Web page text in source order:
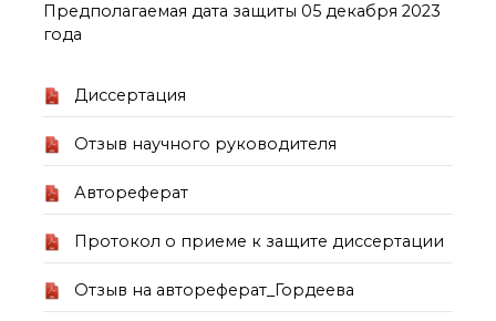
Рекомендации ВАК
о типовых нарушениях
Новости института
Конференции
Новости
диссертационных
советов
Новые лаборатории
Институт в СМИ
Конкурсы, премии
Конкурсы вакантных
Предполагаемая дата защиты 05 декабря 2023
года
Диссертация
Отзыв научного руководителя
Автореферат
Протокол о приеме к защите диссертации
Отзыв на автореферат_Гордеева